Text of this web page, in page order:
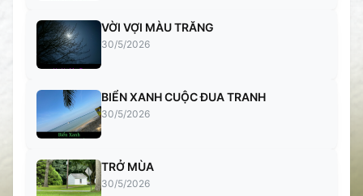
VỜI VỢI MÀU TRĂNG
30/5/2026
BIỂN XANH CUỘC ĐUA TRANH
30/5/2026
TRỞ MÙA
30/5/2026